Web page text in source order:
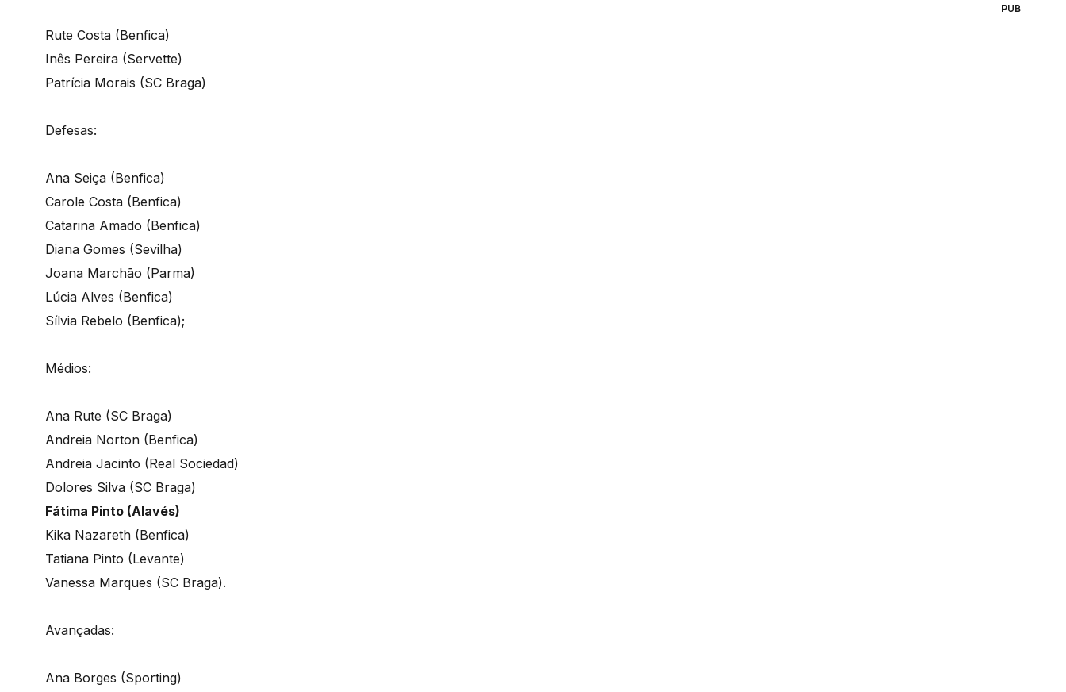
Rute Costa (Benfica)
Inês Pereira (Servette)
Patrícia Morais (SC Braga)
Defesas:
Ana Seiça (Benfica)
Carole Costa (Benfica)
Catarina Amado (Benfica)
Diana Gomes (Sevilha)
Joana Marchão (Parma)
Lúcia Alves (Benfica)
Sílvia Rebelo (Benfica);
Médios:
Ana Rute (SC Braga)
Andreia Norton (Benfica)
Andreia Jacinto (Real Sociedad)
Dolores Silva (SC Braga)
Fátima Pinto (Alavés)
Kika Nazareth (Benfica)
Tatiana Pinto (Levante)
Vanessa Marques (SC Braga).
Avançadas:
Ana Borges (Sporting)
PUB